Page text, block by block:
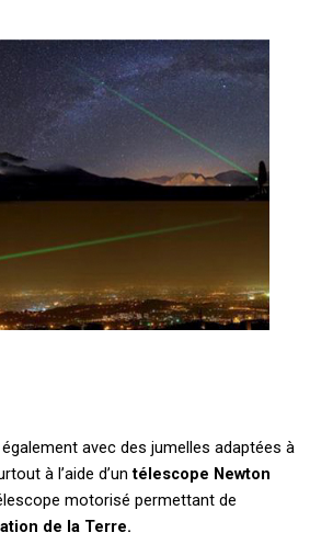
avec des jumelles adaptées à
à l’aide d’untélescope Newton
motorisé permettant de
de la Terre.